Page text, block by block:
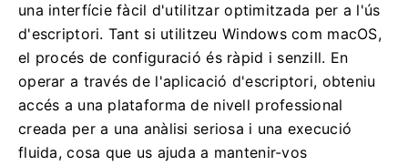
una interfície fàcil d'utilitzar optimitzada per a l'ús
d'escriptori. Tant si utilitzeu Windows com macOS,
el procés de configuració és ràpid i senzill. En
operar a través de l'aplicació d'escriptori, obteniu
accés a una plataforma de nivell professional
creada per a una anàlisi seriosa i una execució
fluida, cosa que us ajuda a mantenir-vos